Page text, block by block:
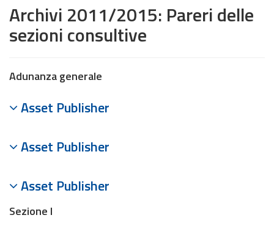
Archivi 2011/2015: Pareri delle
sezioni consultive
Adunanza generale
Asset Publisher
Asset Publisher
Asset Publisher
Sezione I